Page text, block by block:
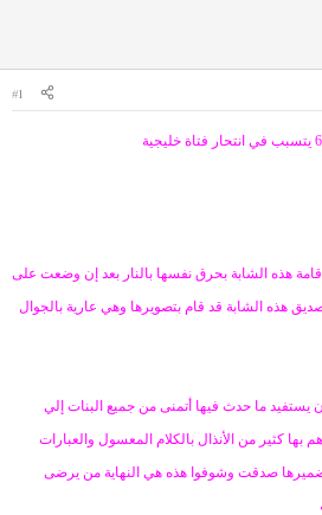
#1
هذه الشابة بحرق نفسها بالنار بعد إن وضعت على
هذه الشابة قد قام بتصويرها وهي عارية بالجوال
يستفيد ما حدث فيها أتمنى من جميع البنات إلي
بها كثير من الأنذال بالكلام المعسول والعبارات
ضميرها صدقت وشوفوا هذه هي النهاية من يرضى